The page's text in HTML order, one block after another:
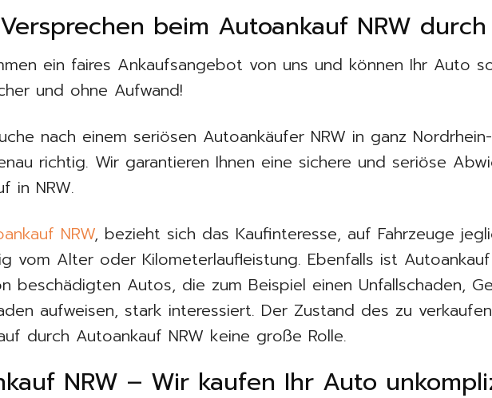
beim Autoankauf NRW durch
ein faires Ankaufsangebot von uns und können Ihr Auto
und ohne Aufwand!
nach einem seriösen Autoankäufer NRW in ganz
richtig. Wir garantieren Ihnen eine sichere und seriöse
in NRW.
NRW, bezieht sich das Kaufinteresse, auf Fahrzeuge
vom Alter oder Kilometerlaufleistung. Ebenfalls ist
beschädigten Autos, die zum Beispiel einen Unfallschaden,
aufweisen, stark interessiert. Der Zustand des zu
durch Autoankauf NRW keine große Rolle.
NRW – Wir kaufen Ihr Auto